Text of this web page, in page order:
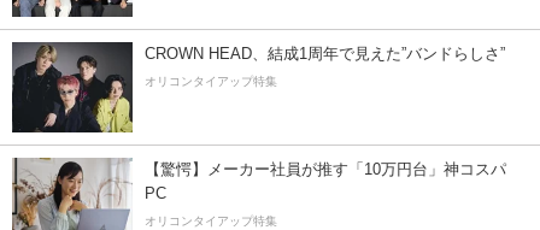
CROWN HEAD、結成1周年で見えた”バンドらしさ”
オリコンタイアップ特集
【驚愕】メーカー社員が推す「10万円台」神コスパ
PC
オリコンタイアップ特集